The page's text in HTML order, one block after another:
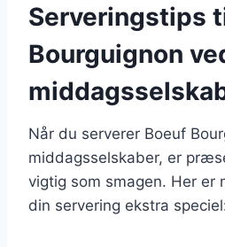
Serveringstips
Bourguignon
Når du serverer Boeuf
middagsselskaber, er
vigtig som smagen. Her er
din servering ekstra